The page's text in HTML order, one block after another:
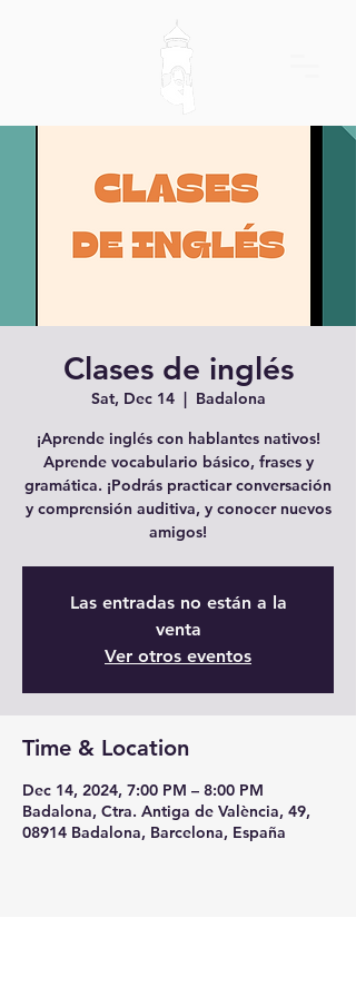
Clases de inglés
Sat, Dec 14
  |
Badalona
¡Aprende inglés con hablantes nativos!
Aprende vocabulario básico, frases y
gramática. ¡Podrás practicar conversación
y comprensión auditiva, y conocer nuevos
amigos!
Las entradas no están a la
venta
Ver otros eventos
Time & Location
Dec 14, 2024, 7:00 PM – 8:00 PM
Badalona, Ctra. Antiga de València, 49,
08914 Badalona, Barcelona, España